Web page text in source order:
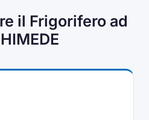
il Frigorifero ad